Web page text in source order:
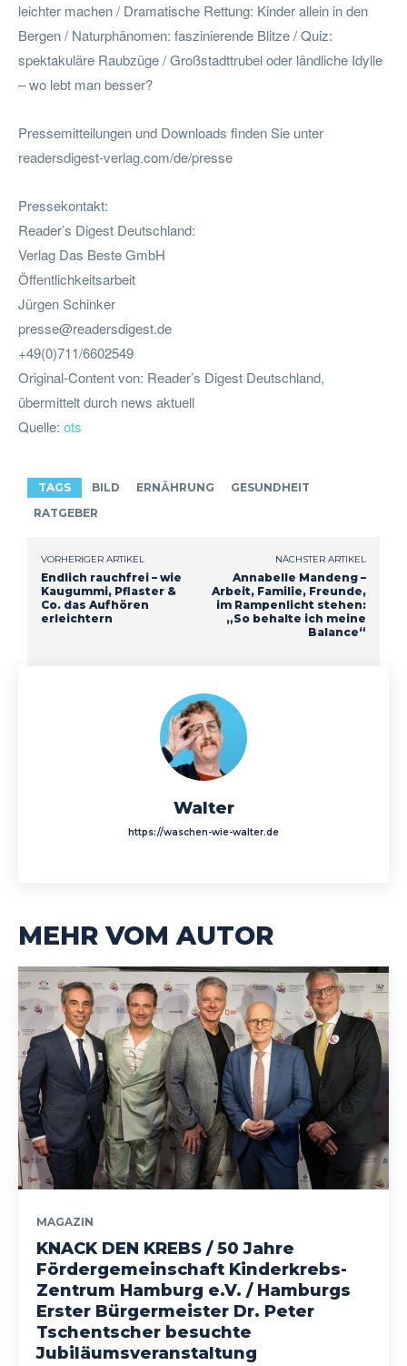
leichter machen / Dramatische Rettung: Kinder allein in den
Bergen / Naturphänomen: faszinierende Blitze / Quiz:
spektakuläre Raubzüge / Großstadttrubel oder ländliche Idylle
– wo lebt man besser?
Pressemitteilungen und Downloads finden Sie unter
readersdigest-verlag.com/de/presse
Pressekontakt:
Reader’s Digest Deutschland:
Verlag Das Beste GmbH
Öffentlichkeitsarbeit
Jürgen Schinker
presse@readersdigest.de
+49(0)711/6602549
Original-Content von: Reader’s Digest Deutschland,
übermittelt durch news aktuell
Quelle: ots
TAGS BILD ERNÄHRUNG
GESUNDHEIT
RATGEBER
VORHERIGER ARTIKEL
Endlich rauchfrei – wie
Kaugummi, Pflaster &
Co. das Aufhören
erleichtern
NÄCHSTER ARTIKEL
Annabelle Mandeng –
Arbeit, Familie, Freunde,
im Rampenlicht stehen:
„So behalte ich meine
Balance“
Walter
https://waschen-wie-walter.de
MEHR VOM AUTOR
MAGAZIN
KNACK DEN KREBS / 50 Jahre
Fördergemeinschaft Kinderkrebs-
Zentrum Hamburg e.V. / Hamburgs
Erster Bürgermeister Dr. Peter
Tschentscher besuchte
Jubiläumsveranstaltung